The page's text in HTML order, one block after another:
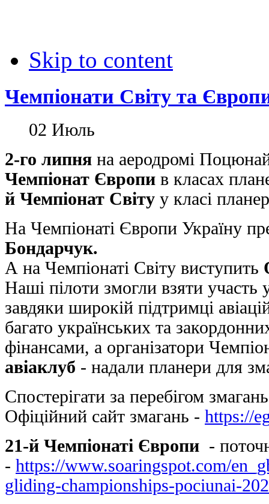
Skip to content
Чемпіонати Світу та
02 Июль
2-го липня на аеродромі
Чемпіонат Європи в класах
й Чемпіонат Світу у класі
На Чемпіонаті Європи Україну
Бондарчук.
А на Чемпіонаті Світу виступить
Наші пілоти змогли взяти участь
завдяки широкій підтримці
багато українських та
фінансами, а організатори
авіаклуб - надали планери для
Спостерігати за перебігом
Офіційний сайт змагань - https://
21-й Чемпіонаті Європи -
- https://www.soaringspot.com/
gliding-championships-pociunai-